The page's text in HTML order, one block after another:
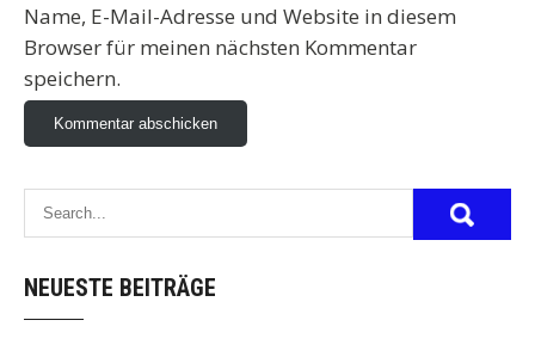
Name, E-Mail-Adresse und Website in diesem
Browser für meinen nächsten Kommentar
speichern.
NEUESTE BEITRÄGE